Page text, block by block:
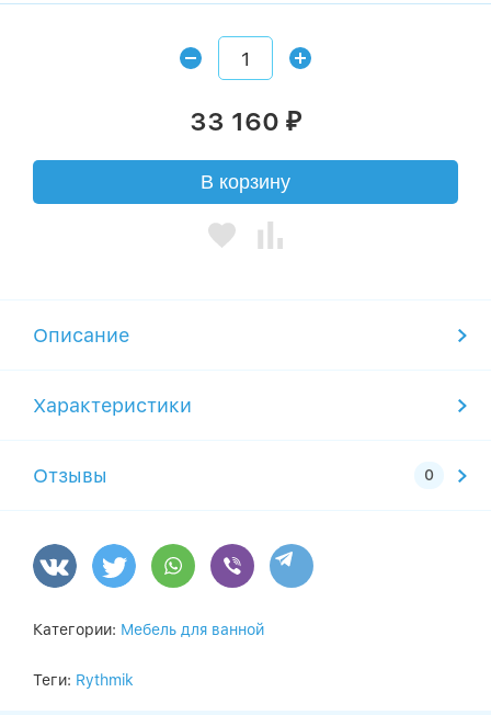
33 160 ₽
В корзину
Описание
Характеристики
Отзывы
Категории: Мебель для ванной
Теги: Rythmik